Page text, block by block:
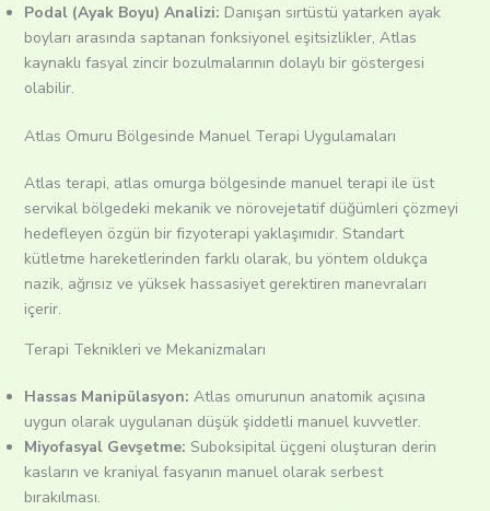
Podal (Ayak Boyu) Analizi: Danışan sırtüstü yatarken ayak
boyları arasında saptanan fonksiyonel eşitsizlikler, Atlas
kaynaklı fasyal zincir bozulmalarının dolaylı bir göstergesi
olabilir.
Atlas Omuru Bölgesinde Manuel Terapi Uygulamaları
Atlas terapi, atlas omurga bölgesinde manuel terapi ile üst
servikal bölgedeki mekanik ve nörovejetatif düğümleri çözmeyi
hedefleyen özgün bir fizyoterapi yaklaşımıdır. Standart
kütletme hareketlerinden farklı olarak, bu yöntem oldukça
nazik, ağrısız ve yüksek hassasiyet gerektiren manevraları
içerir.
Terapi Teknikleri ve Mekanizmaları
Hassas Manipülasyon: Atlas omurunun anatomik açısına
uygun olarak uygulanan düşük şiddetli manuel kuvvetler.
Miyofasyal Gevşetme: Suboksipital üçgeni oluşturan derin
kasların ve kraniyal fasyanın manuel olarak serbest
bırakılması.